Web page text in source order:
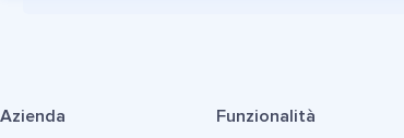
Azienda Funzionalità